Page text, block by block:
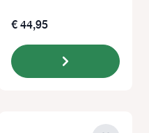
€ 44,95